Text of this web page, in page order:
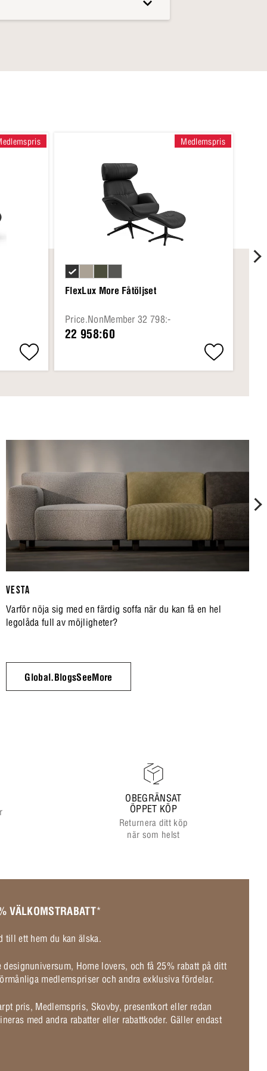
Medlemspris
FlexLux More Fåtöljset
Price.NonMember 32 798:-
22 958:60
VESTA
Varför nöja sig med en färdig soffa när du kan få en hel
legolåda full av möjligheter?
Global.BlogsSeeMore
OBEGRÄNSAT
ÖPPET KÖP
Returnera ditt köp
när som helst
VÄLKOMSTRABATT*
till ett hem du kan älska.
Home lovers, och få 25% rabatt på ditt
medlemspriser och andra exklusiva fördelar.
pris, Medlemspris, Skovby, presentkort eller redan
med andra rabatter eller rabattkoder. Gäller endast